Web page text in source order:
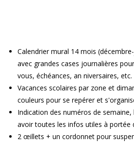
Calendrier mural 14 mois
avec grandes cases journalières
vous, échéances, an niversaires, etc.
Vacances scolaires par zone et
couleurs pour se repérer et
Indication des numéros de
avoir toutes les infos utiles à portée
2 œillets + un cordonnet pour